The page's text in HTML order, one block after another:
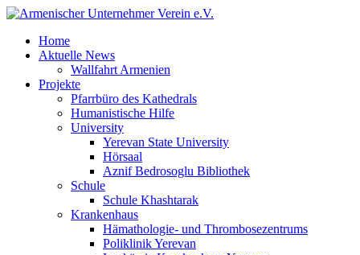
Home
Aktuelle News
Wallfahrt Armenien
Projekte
Pfarrbüro des Kathedrals
Humanistische Hilfe
University
Yerevan State University
Hörsaal
Aznif Bedrosoglu Bibliothek
Schule
Schule Khashtarak
Krankenhaus
Hämathologie- und Thrombosezentrums
Poliklinik Yerevan